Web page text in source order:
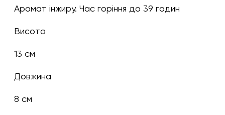
Аромат інжиру. Час горіння до 39 годин
Висота
13 см
Довжина
8 см